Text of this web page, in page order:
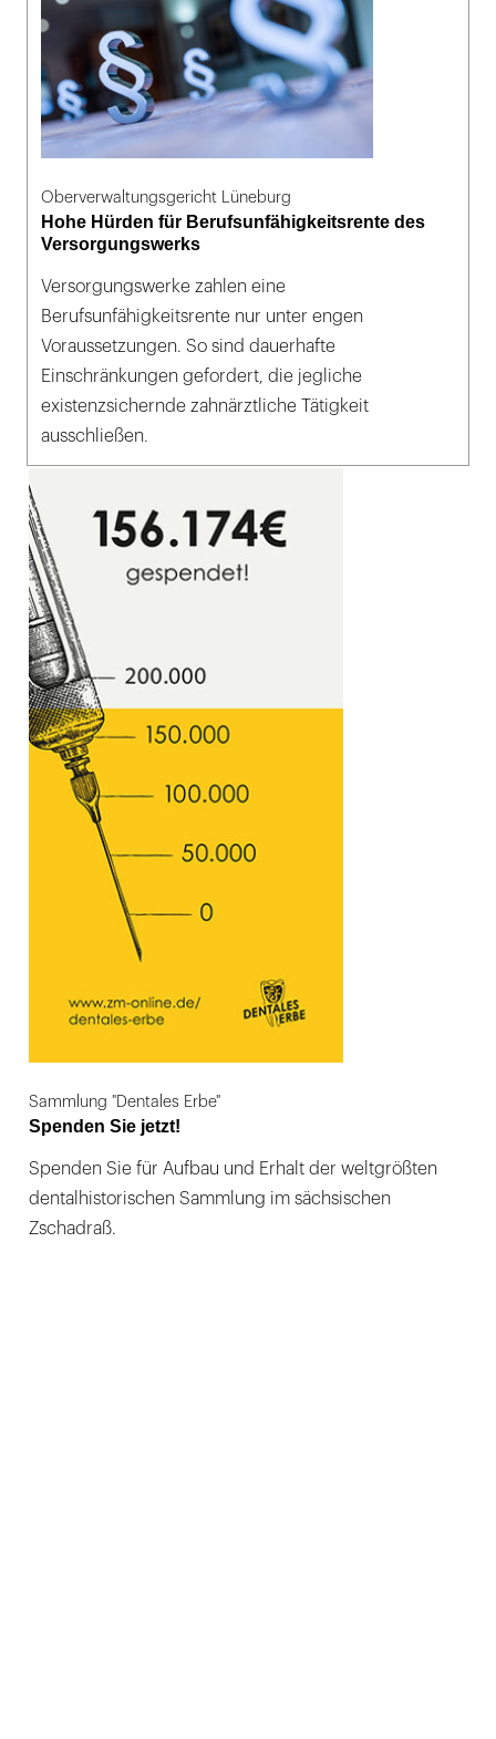
Oberverwaltungsgericht Lüneburg
Hohe Hürden für Berufsunfähigkeitsrente des
Versorgungswerks
Versorgungswerke zahlen eine
Berufsunfähigkeitsrente nur unter engen
Voraussetzungen. So sind dauerhafte
Einschränkungen gefordert, die jegliche
existenzsichernde zahnärztliche Tätigkeit
ausschließen.
Sammlung "Dentales Erbe"
Spenden Sie jetzt!
Spenden Sie für Aufbau und Erhalt der weltgrößten
dentalhistorischen Sammlung im sächsischen
Zschadraß.